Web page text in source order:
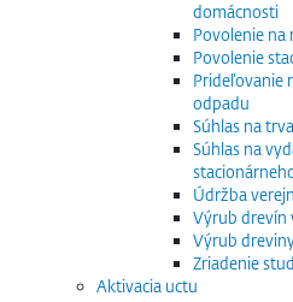
domácnosti
Povolenie na
Povolenie
Prideľovanie
odpadu
Súhlas na
Súhlas na
Údržba
Výrub drevín
Výrub
Zriadenie
Aktivacia uctu